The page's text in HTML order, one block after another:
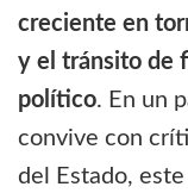
creciente en
y el tránsito de
político. En un
convive con
del Estado,